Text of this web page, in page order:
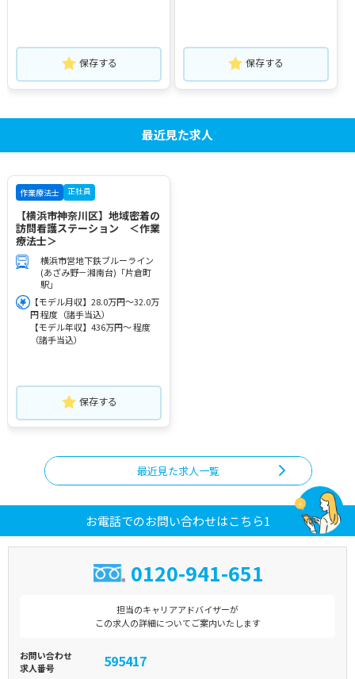
保存する 保存する
最近見た求人
作業療法士 正社員
【横浜市神奈川区】地域密着の
訪問看護ステーション ＜作業
療法士＞
横浜市営地下鉄ブルーライン
(あざみ野－湘南台)「片倉町
駅」
【モデル月収】28.0万円～32.0万
円 程度（諸手当込）
【モデル年収】436万円～ 程度
（諸手当込）
保存する
最近見た求人一覧
お電話でのお問い合わせはこちら1
0120-941-651
担当のキャリアアドバイザーが
この求人の詳細についてご案内いたします
お問い合わせ
求人番号
595417